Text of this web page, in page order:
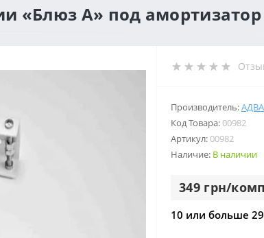
«Блюз А» под
Производитель:
Код Товара:00982
Артикул:00982
Наличие: В наличии
349 грн/
10 или больше